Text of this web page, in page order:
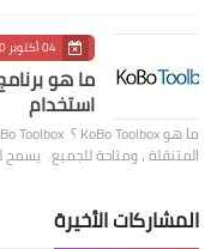
04 أكتوبر 2020
استخدام
المتنقلة ، ومتاحة للجميع.
المشاركات الأخيرة